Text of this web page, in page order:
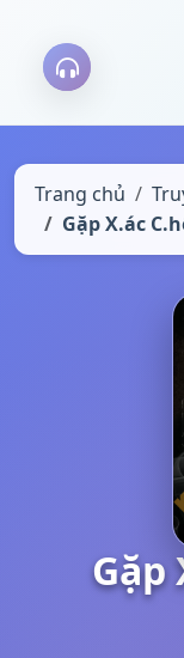
Trang chủ
Gặp X.ác
Gặp